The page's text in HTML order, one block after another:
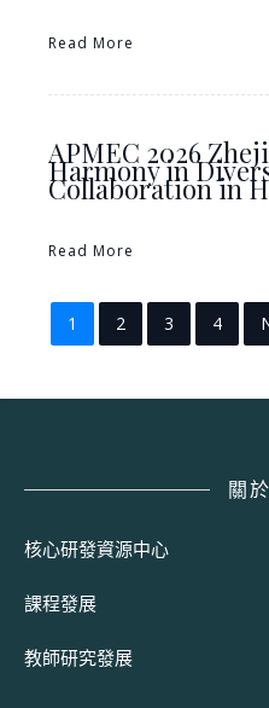
Read More
APMEC 2026
Harmony in
Collaboration in
Read More
1 2 3 4
關
核心研發資源中心
課程發展
教師研究發展